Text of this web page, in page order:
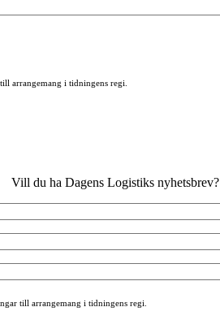
arrangemang i tidningens regi.
Vill du ha Dagens Logistiks nyhetsbrev?
till arrangemang i tidningens regi.